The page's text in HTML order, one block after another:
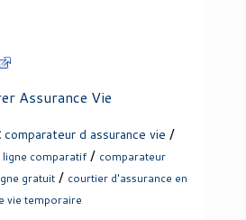
Assurance Vie
comparateur d assurance vie /
ligne comparatif/ comparateur
gratuit / courtier d'assurance en
vie temporaire